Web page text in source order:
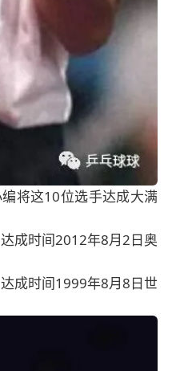
将这10位选手达成大满
成时间2012年8月2日奥
成时间1999年8月8日世